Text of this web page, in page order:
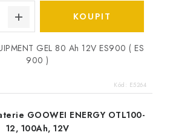
GEL 80 Ah 12V ES900 ( ES
900 )
Kód: E5264
GOOWEI ENERGY OTL100-
12, 100Ah, 12V